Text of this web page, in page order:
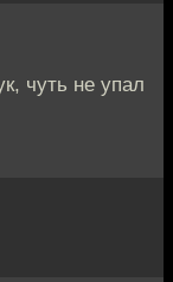
чуть не упал